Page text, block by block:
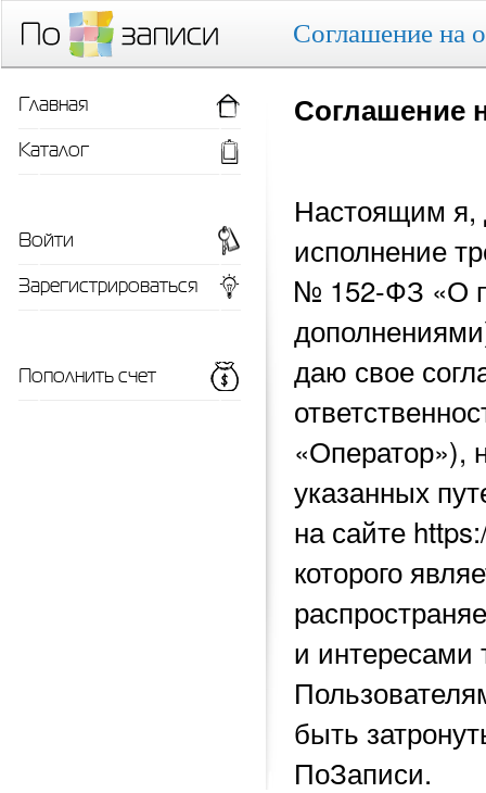
Соглашение на
Соглашение
Настоящим я,
исполнение
№ 152-ФЗ «О
даю свое
«Оператор»),
указанных
на сайте
которого
и
быть
ПоЗаписи.
Главная
Каталог
Войти
Зарегистрироваться
Пополнить счет